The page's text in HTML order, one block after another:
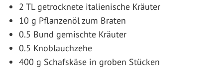
2 TL getrocknete italienische Kräuter
10 g Pflanzenöl zum Braten
0.5 Bund gemischte Kräuter
0.5 Knoblauchzehe
400 g Schafskäse in groben Stücken